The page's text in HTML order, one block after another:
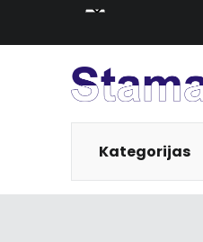
Kategorijas